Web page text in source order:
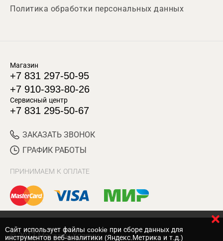
Политика обработки персональных данных
Магазин
+7 831 297-50-95
+7 910-393-80-26
Сервисный центр
+7 831 295-50-67
ЗАКАЗАТЬ ЗВОНОК
ГРАФИК РАБОТЫ
ПРИНИМАЕМ К ОПЛАТЕ
© 2017 Магазин Хозяин
Cайт использует файлы cookie при сборе данных для
инструментов веб-аналитики (Яндекс.Метрика и т.д.)